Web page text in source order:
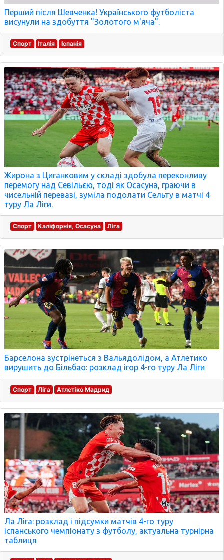
Перший після Шевченка! Українського футболіста
висунули на здобуття "Золотого м'яча".
Спорт Італія Іспанія
Жирона з Циганковим у складі здобула переконливу
перемогу над Севільєю, тоді як Осасуна, граючи в
чисельній перевазі, зуміла подолати Сельту в матчі 4
туру Ла Ліги.
Спорт Каліфорнія, Осасуна Ліга
Барселона зустрінеться з Вальядолідом, а Атлетико
вирушить до Більбао: розклад ігор 4-го туру Ла Ліги
Спорт Ліга Атлетіко Мадрид
Ла Ліга: розклад і підсумки матчів 4-го туру
іспанського чемпіонату з футболу, актуальна турнірна
таблиця